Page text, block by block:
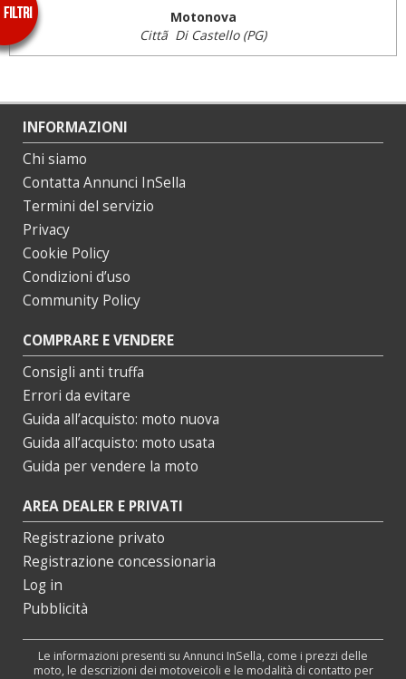
Motonova
Cittã Di Castello (PG)
INFORMAZIONI
Chi siamo
Contatta Annunci InSella
Termini del servizio
Privacy
Cookie Policy
Condizioni d’uso
Community Policy
COMPRARE E VENDERE
Consigli anti truffa
Errori da evitare
Guida all’acquisto: moto nuova
Guida all’acquisto: moto usata
Guida per vendere la moto
AREA DEALER E PRIVATI
Registrazione privato
Registrazione concessionaria
Log in
Pubblicità
Le informazioni presenti su Annunci InSella, come i prezzi delle
moto, le descrizioni dei motoveicoli e le modalità di contatto per